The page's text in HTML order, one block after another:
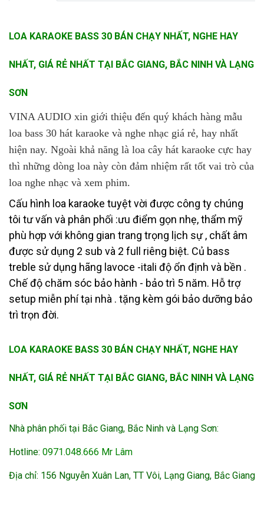
LOA KARAOKE BASS 30 BÁN CHẠY NHẤT, NGHE HAY
NHẤT, GIÁ RẺ NHẤT TẠI BẮC GIANG, BẮC NINH VÀ LẠNG
SƠN
VINA AUDIO xin giới thiệu đến quý khách hàng mẫu
loa bass 30 hát karaoke và nghe nhạc giá rẻ, hay nhất
hiện nay. Ngoài khả năng là loa cây hát karaoke cực hay
thì những dòng loa này còn đảm nhiệm rất tốt vai trò của
loa nghe nhạc và xem phim.
Cấu hình loa karaoke tuyệt vời được công ty chúng
tôi tư vấn và phân phối :ưu điểm gọn nhẹ, thẩm mỹ
phù hợp với không gian trang trọng lịch sự , chất âm
được sử dụng 2 sub và 2 full riêng biệt. Củ bass
treble sử dụng hãng lavoce -itali độ ổn định và bền .
Chế độ chăm sóc bảo hành - bảo trì 5 năm. Hỗ trợ
setup miễn phí tại nhà . tặng kèm gói bảo dưỡng bảo
trì trọn đời.
LOA KARAOKE BASS 30 BÁN CHẠY NHẤT, NGHE HAY
NHẤT, GIÁ RẺ NHẤT TẠI BẮC GIANG, BẮC NINH VÀ LẠNG
SƠN
Nhà phân phối tại Bắc Giang, Bắc Ninh và Lạng Sơn:
Hotline: 0971.048.666 Mr Lâm
Địa chỉ: 156 Nguyễn Xuân Lan, TT Vôi, Lạng Giang, Bắc Giang